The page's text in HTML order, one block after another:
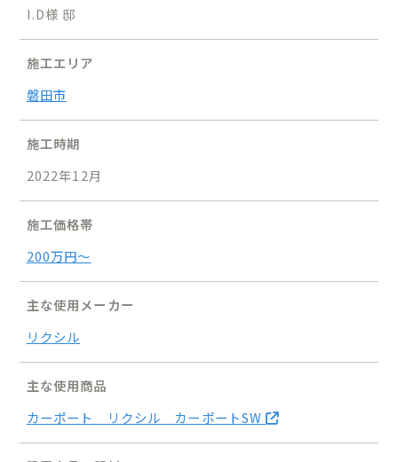
I.D様 邸
施工エリア
磐田市
施工時期
2022年12月
施工価格帯
200万円〜
主な使用メーカー
リクシル
主な使用商品
カーポート リクシル カーポートSW